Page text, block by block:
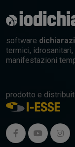
software
termici,
manifestazioni
prodotto e